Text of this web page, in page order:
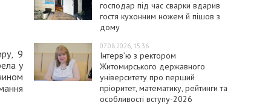
9
у
господар під час сварки вдарив
гостя кухонним ножем й пішов з
дому
07.08.2026, 15:36
Інтерв’ю з ректором
Житомирського державного
університету про перший
пріоритет, математику, рейтинги та
особливості вступу-2026